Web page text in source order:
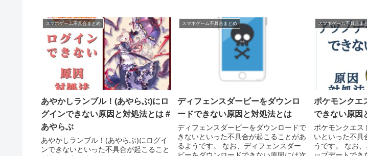
スマホゲーム不具合まとめ
あやかしランブル！(あやらぶ)にロ
グインできない原因と対処法とは #
あやらぶ
あやかしランブル！(あやらぶ)にログイ
ンできないといった不具合が起こること
スマホゲーム不具合まとめ
ディフェンスダービーをダウンロ
ードできない原因と対処法とは
ディフェンスダービーをダウンロードで
きないといった不具合が起こることがあ
るようです。 なお、ディフェンスダー
スマホゲーム不具合ま
ポケモンクエ
できない原因
ポケモンクエス
いといった不具
うです。 なお